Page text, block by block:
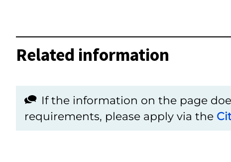
Related information
If the information on the page
requirements, please apply via the